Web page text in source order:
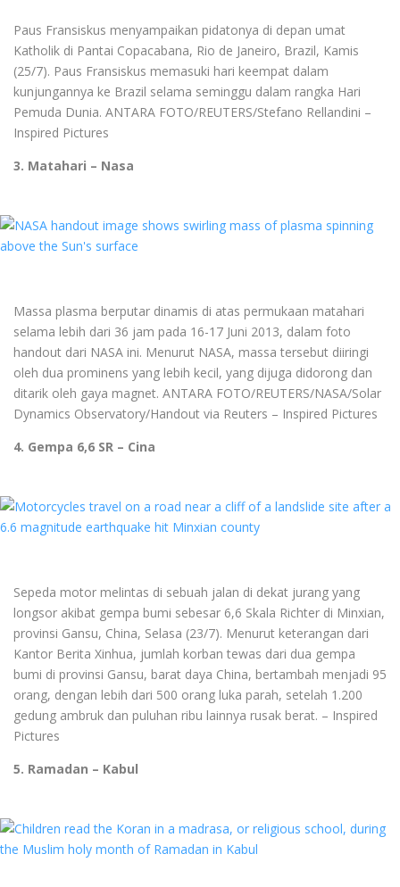
Paus Fransiskus menyampaikan pidatonya di depan umat
Katholik di Pantai Copacabana, Rio de Janeiro, Brazil, Kamis
(25/7). Paus Fransiskus memasuki hari keempat dalam
kunjungannya ke Brazil selama seminggu dalam rangka Hari
Pemuda Dunia. ANTARA FOTO/REUTERS/Stefano Rellandini –
Inspired Pictures
3. Matahari – Nasa
Massa plasma berputar dinamis di atas permukaan matahari
selama lebih dari 36 jam pada 16-17 Juni 2013, dalam foto
handout dari NASA ini. Menurut NASA, massa tersebut diiringi
oleh dua prominens yang lebih kecil, yang dijuga didorong dan
ditarik oleh gaya magnet. ANTARA FOTO/REUTERS/NASA/Solar
Dynamics Observatory/Handout via Reuters – Inspired Pictures
4. Gempa 6,6 SR – Cina
Sepeda motor melintas di sebuah jalan di dekat jurang yang
longsor akibat gempa bumi sebesar 6,6 Skala Richter di Minxian,
provinsi Gansu, China, Selasa (23/7). Menurut keterangan dari
Kantor Berita Xinhua, jumlah korban tewas dari dua gempa
bumi di provinsi Gansu, barat daya China, bertambah menjadi 95
orang, dengan lebih dari 500 orang luka parah, setelah 1.200
gedung ambruk dan puluhan ribu lainnya rusak berat. – Inspired
Pictures
5. Ramadan – Kabul